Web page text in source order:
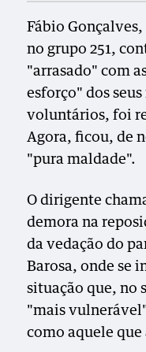
Fábio
no grupo 251,
"arrasado" com
esforço" dos
voluntários, foi
Agora, ficou, de
"pura maldade".
O dirigente
demora na
da vedação do
Barosa, onde se
situação que, no
"mais
como aquele que